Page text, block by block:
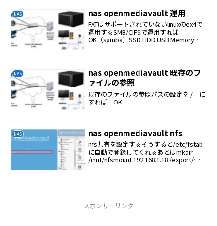
NAS nas openmediavault 運用
FATはサポートされていないlinuxのex4で
運用するSMB/CIFSで運用すれば
OK（samba）SSD HDD USB Memoryを
NAS
nas openmediavault 既存のフ
ァイルの参照
既存のファイルの参照パスの設定を / に
すれば OK
NAS nas openmediavault nfs
nfs共有を設定するそうすると/etc/fstab
に自動で登録してくれるあとはmkdir
/mnt/nfsmount 192.168.1.18:/export/音
スポンサーリンク